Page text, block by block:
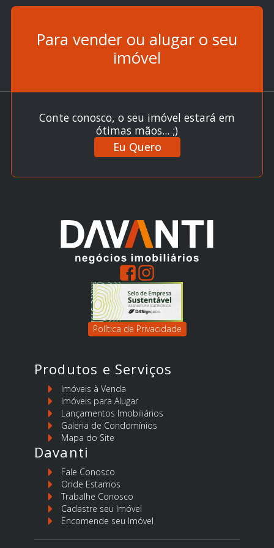
Para vender ou alugar o seu
imóvel
Conte conosco, o seu imóvel estará em
ótimas mãos... ;)
Eu Quero
Política de Privacidade
Produtos e Serviços
Imóveis à Venda
Imóveis para Alugar
Lançamentos Imobiliários
Galeria de Condomínios
Mapa do Site
Davanti
Fale Conosco
Onde Estamos
Trabalhe Conosco
Cadastre seu Imóvel
Encomende seu Imóvel